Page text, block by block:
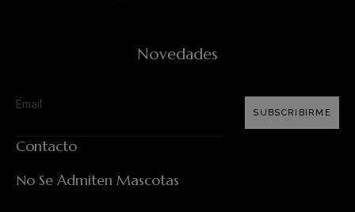
Novedades
SUBSCRIBIRME
Contacto
No Se Admiten Mascotas